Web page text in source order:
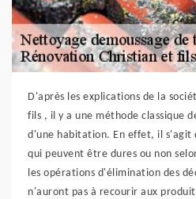
D'après les explications de la
fils , il y a une méthode classique
d'une habitation. En effet, il s'agit
qui peuvent être dures ou non
les opérations d'élimination des
n'auront pas à recourir aux